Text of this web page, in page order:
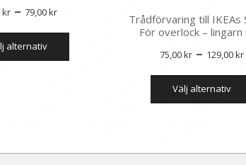
kr – 79,00krPrisintervall:
54,00 kr
alternativ
Den
produkten
alternativen
Trådförvaring till IKEAs
För overlock – lingarn
75,00kr – 129,00kr
välj alternativ